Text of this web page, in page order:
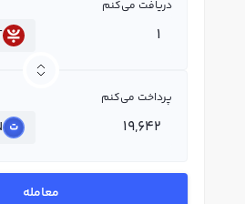
دریافت می‌کنم
پرداخت می‌کنم
معامله